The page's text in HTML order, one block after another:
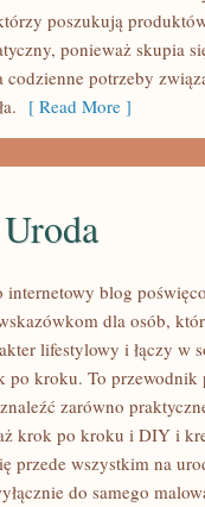
poszukują
ponieważ skupia
codzienne potrzeby
[ Read More ]
internetowy blog
dla osób,
lifestylowy i łączy w
po kroku. To
zarówno
krok po kroku i DIY i
przede wszystkim na
do samego